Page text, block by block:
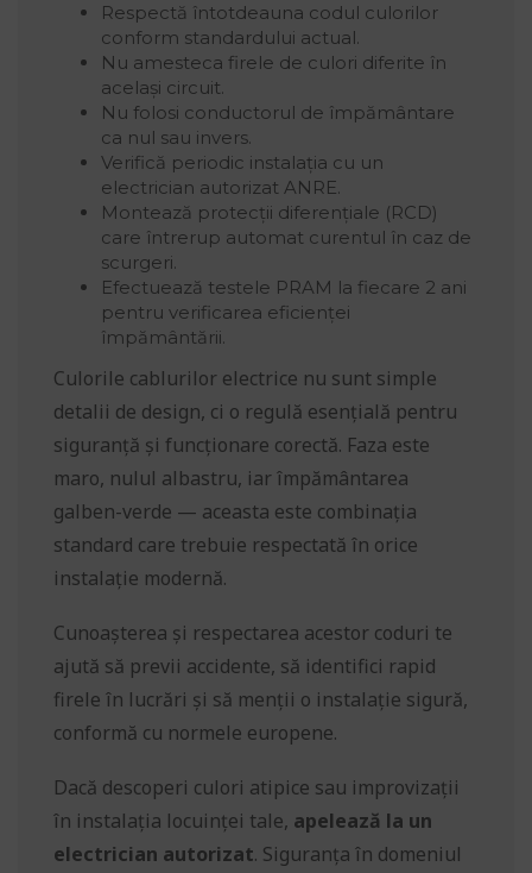
Respectă întotdeauna codul culorilor
conform standardului actual.
Nu amesteca firele de culori diferite în
același circuit.
Nu folosi conductorul de împământare
ca nul sau invers.
Verifică periodic instalația cu un
electrician autorizat ANRE.
Montează protecții diferențiale (RCD)
care întrerup automat curentul în caz de
scurgeri.
Efectuează testele PRAM la fiecare 2 ani
pentru verificarea eficienței
împământării.
Culorile cablurilor electrice nu sunt simple
detalii de design, ci o regulă esențială pentru
siguranță și funcționare corectă. Faza este
maro, nulul albastru, iar împământarea
galben-verde — aceasta este combinația
standard care trebuie respectată în orice
instalație modernă.
Cunoașterea și respectarea acestor coduri te
ajută să previi accidente, să identifici rapid
firele în lucrări și să menții o instalație sigură,
conformă cu normele europene.
Dacă descoperi culori atipice sau improvizații
în instalația locuinței tale, apelează la un
electrician autorizat. Siguranța în domeniul